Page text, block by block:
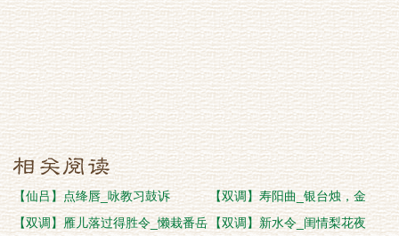
【仙吕】点绛唇_咏教习鼓诉
【双调】寿阳曲_银台烛，金
【双调】雁儿落过得胜令_懒栽番岳 【双调】新水令_闺情梨花夜